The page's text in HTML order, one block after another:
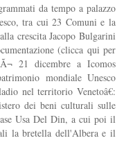
da tempo a palazzo
tra cui 23 Comuni e la
crescita Jacopo Bulgarini
(clicca qui per
21 dicembre a Icomos
mondiale Unesco
nel territorio Venetoâ€:
dei beni culturali sulle
Usa Del Din, a cui poi il
la bretella dell'Albera e il